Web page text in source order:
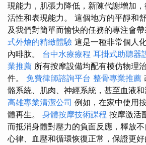
現能力，肌張力降低，新陳代謝增加
活性和表現能力。 這個地方的平靜和
及我們對簡單而愉快的任務的專注會帶
式外燴的精緻體驗 這是一種非常個人
內啡肽。 台中水療療程 耳掛式助聽器
業推薦 所有按摩設備均配有模仿物理
件。 免費律師諮詢平台 整骨專業推薦
骼系統、肌肉、神經系統，甚至血液和
高雄專業清潔公司 例如，在家中使用
體再生。 身體按摩技術課程 按摩激活
而抵消身體對壓力的負面反應，釋放
心律、血壓和循環恢復正常，保證更